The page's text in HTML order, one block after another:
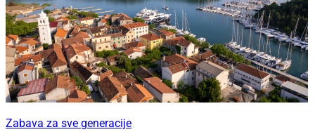
Zabava za sve generacije